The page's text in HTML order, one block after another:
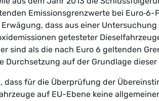
Emissionsgrenzwerte bei
dass aus einer Untersuchung
getesteter
sind als die nach Euro 6 geltenden
Durchsetzung auf der Grundlage
dass für die Überprüfung der
auf EU-Ebene keine